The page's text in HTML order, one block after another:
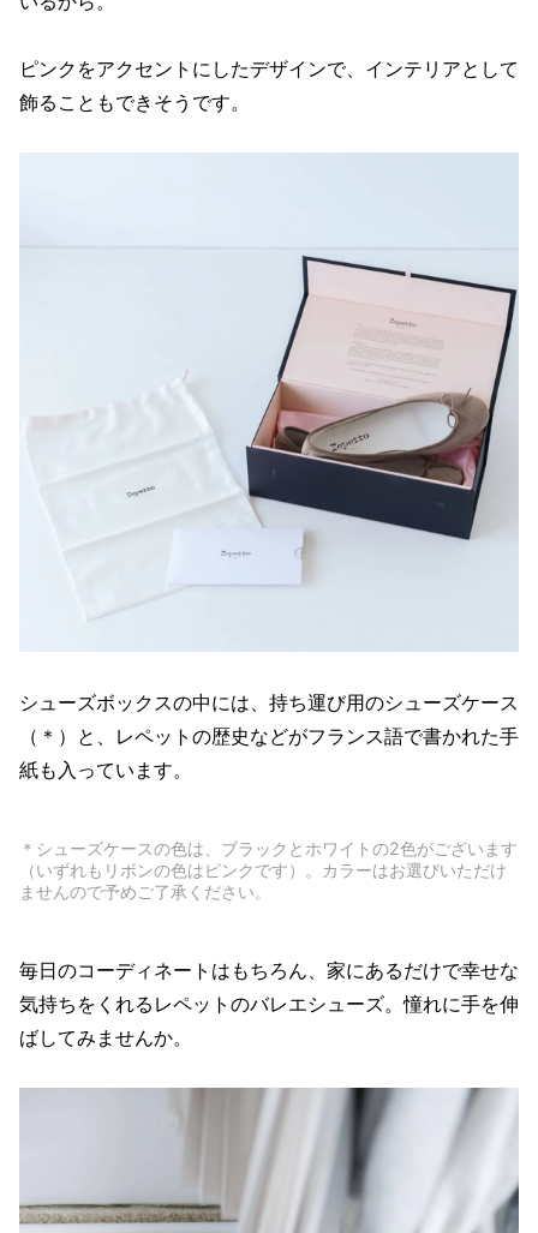
ピンクをアクセントにしたデザインで、インテリアとして
飾ることもできそうです。
シューズボックスの中には、持ち運び用のシューズケース
（＊）と、レペットの歴史などがフランス語で書かれた手
紙も入っています。
＊シューズケースの色は、ブラックとホワイトの2色がございます
（いずれもリボンの色はピンクです）。カラーはお選びいただけ
ませんので予めご了承ください。
毎日のコーディネートはもちろん、家にあるだけで幸せな
気持ちをくれるレペットのバレエシューズ。憧れに手を伸
ばしてみませんか。